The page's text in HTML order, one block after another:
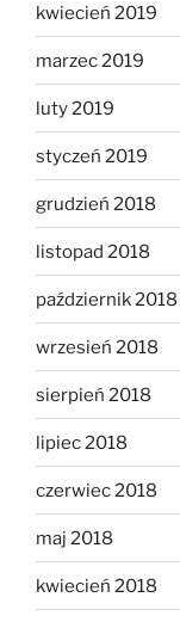
kwiecień 2019
marzec 2019
luty 2019
styczeń 2019
grudzień 2018
listopad 2018
październik 2018
wrzesień 2018
sierpień 2018
lipiec 2018
czerwiec 2018
maj 2018
kwiecień 2018